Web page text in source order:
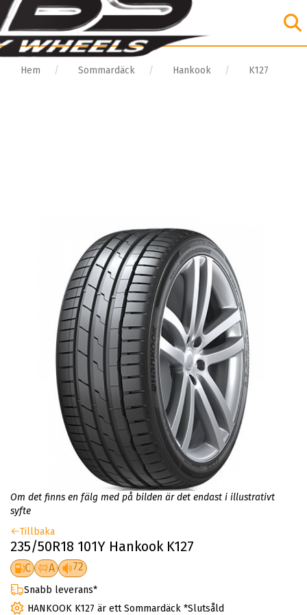
Hem Sommardäck Hankook K127
Om det finns en fälg med på bilden är det endast i illustrativt
syfte
Tillbaka
235/50R18 101Y Hankook K127
C A 72
Snabb leverans*
HANKOOK K127 är ett Sommardäck *Slutsåld